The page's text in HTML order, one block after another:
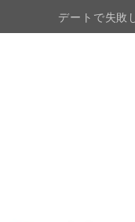
デートで失敗